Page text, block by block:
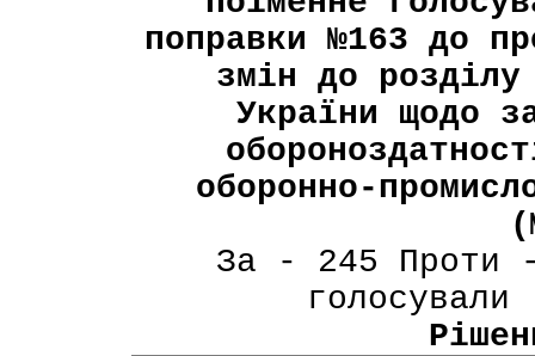
поправки №163 до
змін до
України щодо
оборонно-
За - 245 Проти